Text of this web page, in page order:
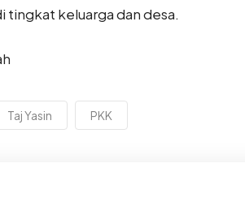
keluarga dan desa.
Taj Yasin PKK